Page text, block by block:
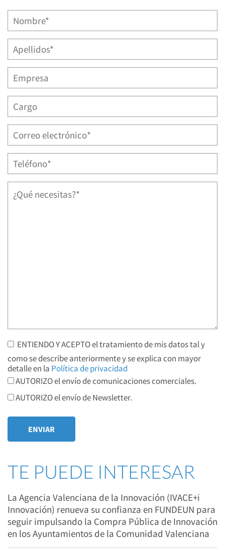
ENTIENDO Y ACEPTO el tratamiento de mis datos tal y
como se describe anteriormente y se explica con mayor
detalle en la Política de privacidad
AUTORIZO el envío de comunicaciones comerciales.
AUTORIZO el envío de Newsletter.
TE PUEDE INTERESAR
La Agencia Valenciana de la Innovación (IVACE+i
Innovación) renueva su confianza en FUNDEUN para
seguir impulsando la Compra Pública de Innovación
en los Ayuntamientos de la Comunidad Valenciana